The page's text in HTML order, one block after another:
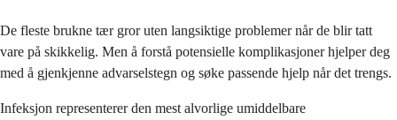
De fleste brukne tær gror uten langsiktige problemer når de blir tatt
vare på skikkelig. Men å forstå potensielle komplikasjoner hjelper deg
med å gjenkjenne advarselstegn og søke passende hjelp når det trengs.
Infeksjon representerer den mest alvorlige umiddelbare